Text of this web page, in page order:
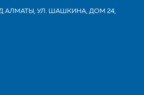
АЛМАТЫ, УЛ. ШАШКИНА, ДОМ 24,